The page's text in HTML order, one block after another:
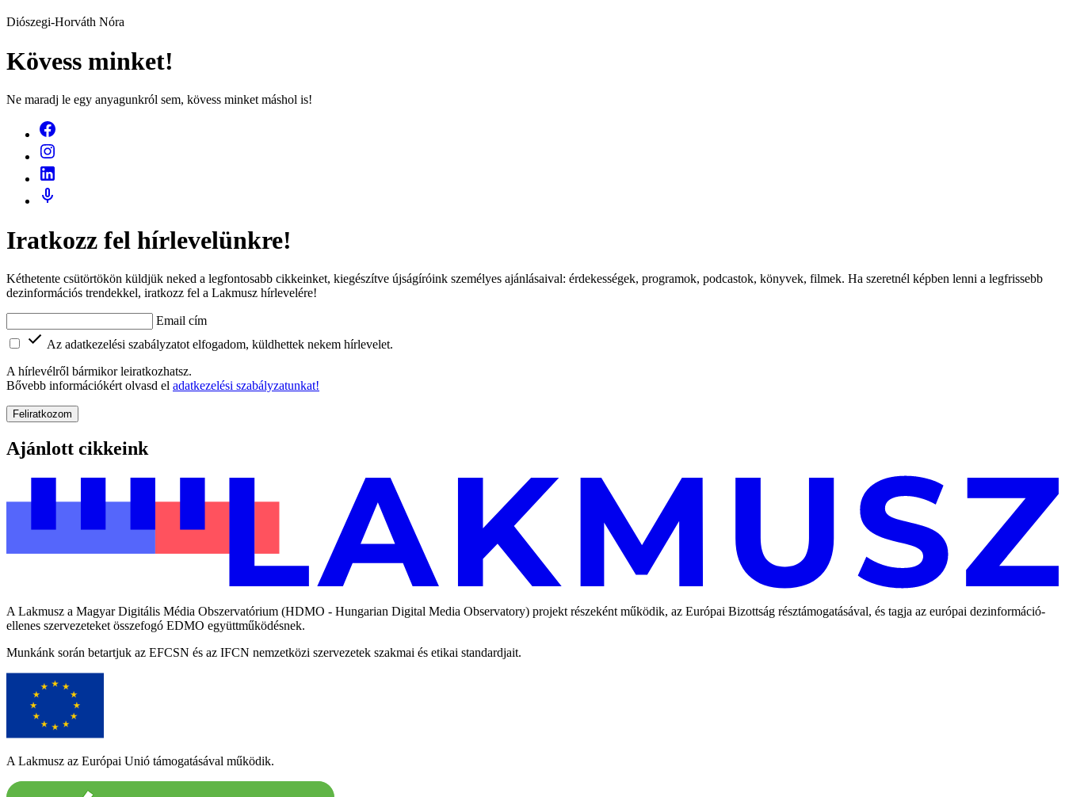
Diószegi-Horváth Nóra
Kövess minket!
Ne maradj le egy anyagunkról sem, kövess minket máshol is!
Iratkozz fel hírlevelünkre!
Kéthetente csütörtökön küldjük neked a legfontosabb cikkeinket, kiegészítve újságíróink személyes ajánlásaival: érdekességek, programok, podcastok, könyvek, filmek. Ha szeretnél képben lenni a legfrissebb
dezinformációs trendekkel, iratkozz fel a Lakmusz hírlevelére!
Email cím
Az adatkezelési szabályzatot elfogadom, küldhettek nekem hírlevelet.
A hírlevélről bármikor leiratkozhatsz.
Bővebb információkért olvasd el adatkezelési szabályzatunkat!
Feliratkozom
Ajánlott cikkeink
A Lakmusz a Magyar Digitális Média Obszervatórium (HDMO - Hungarian Digital Media Observatory) projekt részeként működik, az Európai Bizottság résztámogatásával, és tagja az európai dezinformáció-
ellenes szervezeteket összefogó EDMO együttműködésnek.
Munkánk során betartjuk az EFCSN és az IFCN nemzetközi szervezetek szakmai és etikai standardjait.
A Lakmusz az Európai Unió támogatásával működik.